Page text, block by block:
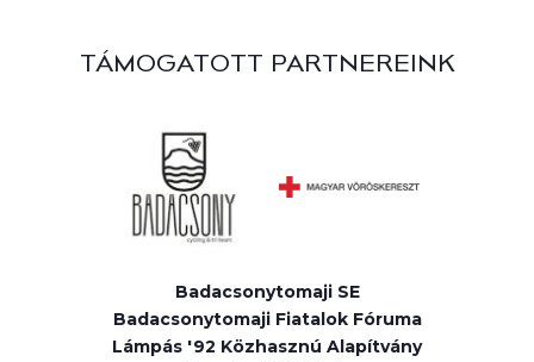
TÁMOGATOTT PARTNEREINK
Badacsonytomaji SE
Badacsonytomaji Fiatalok Fóruma
Lámpás '92 Közhasznú Alapítvány